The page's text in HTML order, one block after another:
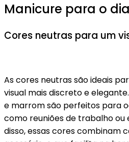
Manicure para o
Cores neutras para um
As cores neutras são ideais
visual mais discreto e
e marrom são perfeitos para
como reuniões de trabalho ou
disso, essas cores combinam